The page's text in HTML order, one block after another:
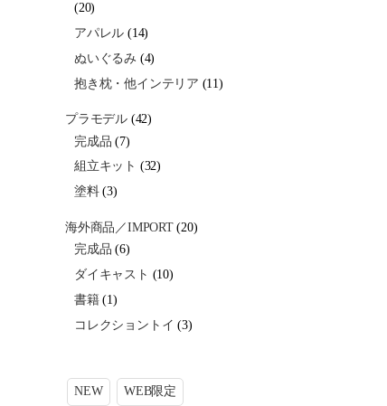
(20)
アパレル (14)
ぬいぐるみ (4)
抱き枕・他インテリア (11)
プラモデル(42)
完成品 (7)
組立キット (32)
塗料(3)
海外商品／IMPORT(20)
完成品 (6)
ダイキャスト (10)
書籍(1)
コレクショントイ (3)
NEW WEB限定